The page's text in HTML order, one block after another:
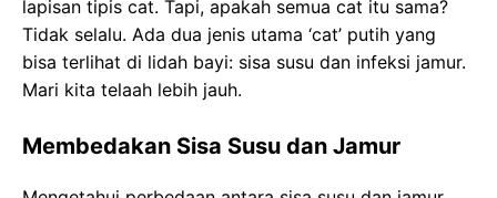
lapisan tipis cat. Tapi, apakah semua cat itu sama?
Tidak selalu. Ada dua jenis utama ‘cat’ putih yang
bisa terlihat di lidah bayi: sisa susu dan infeksi jamur.
Mari kita telaah lebih jauh.
Membedakan Sisa Susu dan Jamur